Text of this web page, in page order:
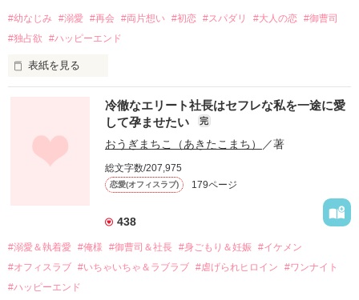
#幼なじみ #溺愛 #再会 #両片想い #初恋 #スパダリ #大人の恋 #御曹司
#独占欲
#ハッピーエンド
表紙を見る
幼なじみの哲平に淡い恋心を抱いていた美桜。
しかし、ある出来事をきっかけに二人の関係は壊れてしまう。
関係修復もできないまま、美桜は両親の離婚によって
引っ越すことになり、哲平とも離れ離れになった。
それから約十二年後。
過去の傷から、二度と会いたくないと思っていた哲平に
運命のような再会を果たす。
酔った勢いで一夜を共にしてしまった。
冷徹なエリート社長はセフレな私を一途に愛
して孕ませたい
完
おうぎまちこ（あきたこまち） ／著
総文字数/207,975
恋愛(オフィスラブ) 179ページ
438
#溺愛＆執着愛 #俺様 #御曹司＆社長 #身ごもり＆妊娠 #イケメン
#オフィスラブ #いちゃいちゃ＆ラブラブ #虐げられヒロイン
#ワンナイト
#ハッピーエンド